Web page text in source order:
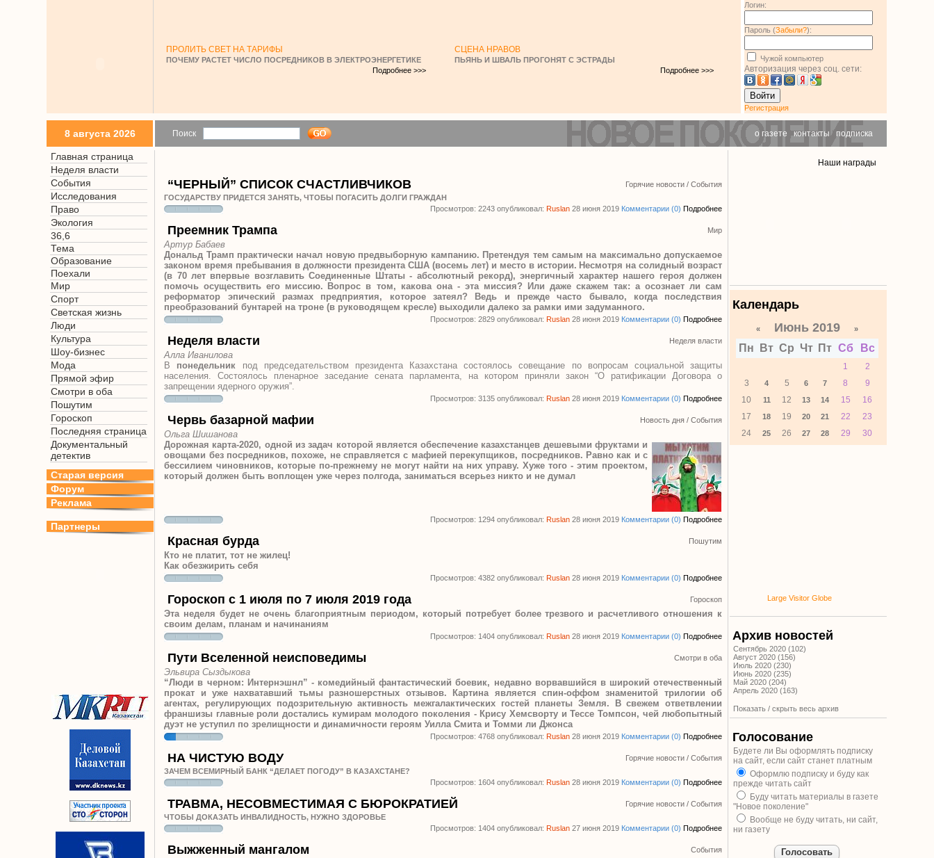
ПРОЛИТЬ СВЕТ НА ТАРИФЫ
ПОЧЕМУ РАСТЕТ ЧИСЛО ПОСРЕДНИКОВ В ЭЛЕКТРОЭНЕРГЕТИКЕ
Подробнее >>>
СЦЕНА НРАВОВ
ПЬЯНЬ И ШВАЛЬ ПРОГОНЯТ С ЭСТРАДЫ
Подробнее >>>
Логин:
Пароль (Забыли?):
Чужой компьютер
Авторизация через соц. сети:
Войти
Регистрация
8 августа 2026 Поиск о газете |контакты| подписка
Главная страница
Неделя власти
События
Исследования
Право
Экология
36,6
Тема
Образование
Поехали
Мир
Спорт
Светская жизнь
Люди
Культура
Шоу-бизнес
Мода
Прямой эфир
Смотри в оба
Пошутим
Гороскоп
Последняя страница
Документальный
детектив
Старая версия
Форум
Реклама
Партнеры
“ЧЕРНЫЙ” СПИСОК СЧАСТЛИВЧИКОВ Горячие новости /События
ГОСУДАРСТВУ ПРИДЕТСЯ ЗАНЯТЬ, ЧТОБЫ ПОГАСИТЬ ДОЛГИ ГРАЖДАН
Просмотров: 2243 опубликовал:Ruslan 28 июня 2019 Комментарии (0) Подробнее
Преемник Трампа Мир
Артур Бабаев
Дональд Трамп практически начал новую предвыборную кампанию. Претендуя тем самым на максимально допускаемое
законом время пребывания в должности президента США (восемь лет) и место в истории. Несмотря на солидный возраст
(в 70 лет впервые возглавить Соединенные Штаты - абсолютный рекорд), энергичный характер нашего героя должен
помочь осуществить его миссию. Вопрос в том, какова она - эта миссия? Или даже скажем так: а осознает ли сам
реформатор эпический размах предприятия, которое затеял? Ведь и прежде часто бывало, когда последствия
преобразований бунтарей на троне (в руководящем кресле) выходили далеко за рамки ими задуманного.
Просмотров: 2829 опубликовал:Ruslan 28 июня 2019 Комментарии (0) Подробнее
Неделя власти Неделя власти
Алла Иванилова
В понедельник под председательством президента Казахстана состоялось совещание по вопросам социальной защиты
населения.Состоялось пленарное заседание сената парламента, на котором приняли закон “О ратификации Договора о
запрещении ядерного оружия”.
Просмотров: 3135 опубликовал:Ruslan 28 июня 2019 Комментарии (0) Подробнее
Червь базарной мафии Новость дня /События
Ольга Шишанова
Дорожная карта-2020, одной из задач которой является обеспечение казахстанцев дешевыми фруктами и
овощами без посредников, похоже, не справляется с мафией перекупщиков, посредников. Равно как и с
бессилием чиновников, которые по-прежнему не могут найти на них управу. Хуже того - этим проектом,
который должен быть воплощен уже через полгода, заниматься всерьез никто и не думал
Просмотров: 1294 опубликовал:Ruslan 28 июня 2019 Комментарии (0) Подробнее
Красная бурда Пошутим
Кто не платит, тот не жилец!
Как обезжирить себя
Просмотров: 4382 опубликовал:Ruslan 28 июня 2019 Комментарии (0) Подробнее
Гороскоп с 1 июля по 7 июля 2019 года Гороскоп
Эта неделя будет не очень благоприятным периодом, который потребует более трезвого и расчетливого отношения к
своим делам, планам и начинаниям
Просмотров: 1404 опубликовал:Ruslan 28 июня 2019 Комментарии (0) Подробнее
Пути Вселенной неисповедимы Смотри в оба
Эльвира Сыздыкова
“Люди в черном: Интернэшнл” - комедийный фантастический боевик, недавно ворвавшийся в широкий отечественный
прокат и уже нахватавший тьмы разношерстных отзывов. Картина является спин-оффом знаменитой трилогии об
агентах, регулирующих подозрительную активность межгалактических гостей планеты Земля. В свежем ответвлении
франшизы главные роли достались кумирам молодого поколения - Крису Хемсворту и Тессе Томпсон, чей любопытный
дуэт не уступил по зрелищности и динамичности героям Уилла Смита и Томми ли Джонса
Просмотров: 4768 опубликовал:Ruslan 28 июня 2019 Комментарии (0) Подробнее
НА ЧИСТУЮ ВОДУ Горячие новости /События
ЗАЧЕМ ВСЕМИРНЫЙ БАНК “ДЕЛАЕТ ПОГОДУ” В КАЗАХСТАНЕ?
Просмотров: 1604 опубликовал:Ruslan 28 июня 2019 Комментарии (0) Подробнее
ТРАВМА, НЕСОВМЕСТИМАЯ С БЮРОКРАТИЕЙ Горячие новости /События
ЧТОБЫ ДОКАЗАТЬ ИНВАЛИДНОСТЬ, НУЖНО ЗДОРОВЬЕ
Просмотров: 1404 опубликовал:Ruslan 27 июня 2019 Комментарии (0) Подробнее
Выжженный мангалом События
Наши награды
Календарь
« Июнь 2019»
Пн Вт Ср Чт Пт Сб Вс
1
2
3
4 5 6 7 8
9
10
11 12 13 14 15
16
17
18 19 20 21 22
23
24
25 26 27 28 29 30
Large Visitor Globe
Архив новостей
Сентябрь 2020 (102)
Август 2020 (156)
Июль 2020 (230)
Июнь 2020 (235)
Май 2020 (204)
Апрель 2020 (163)
Показать / скрыть весь архив
Голосование
Будете ли Вы оформлять подписку
на сайт, если сайт станет платным
Оформлю подписку и буду как
прежде читать сайт
Буду читать материалы в газете
"Новое поколение"
Вообще не буду читать, ни сайт,
ни газету